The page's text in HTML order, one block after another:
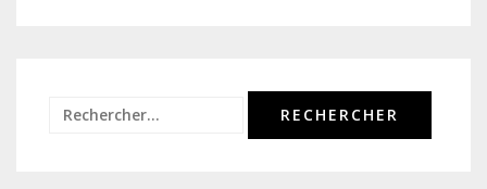
Rechercher :